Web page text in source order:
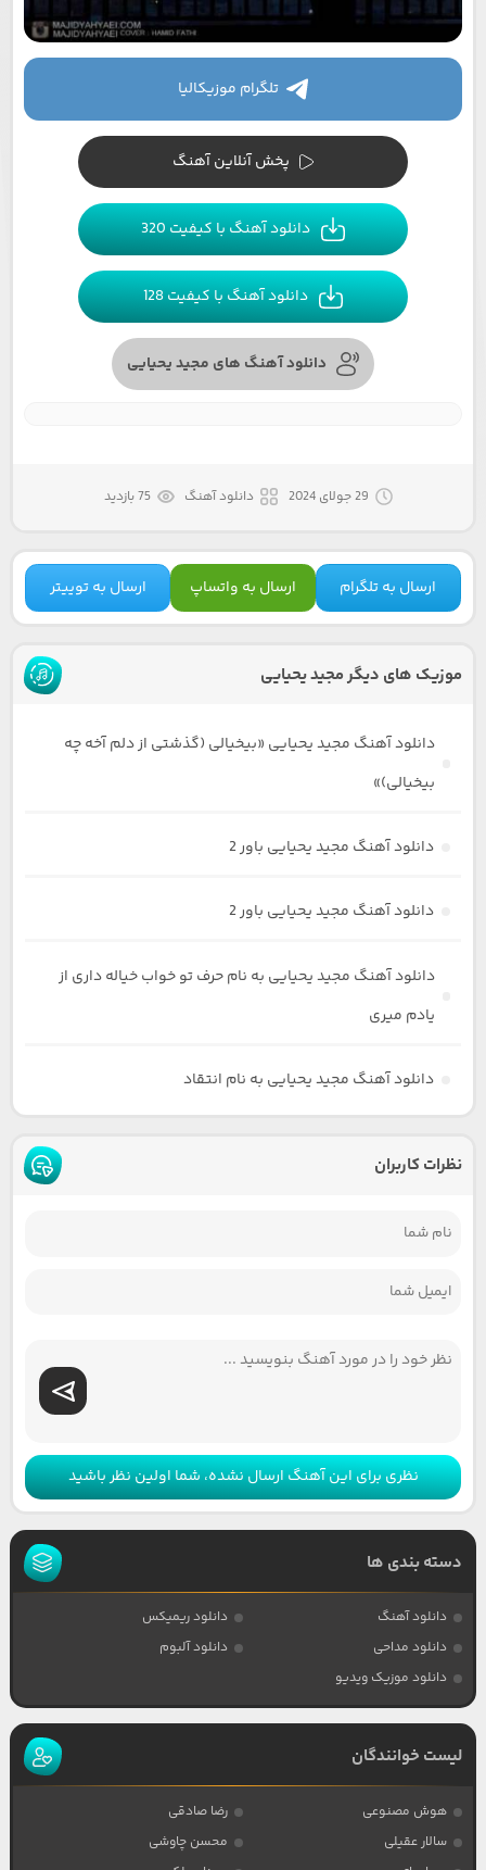
تلگرام موزیکالیا
پخش آنلاین آهنگ
دانلود آهنگ با کیفیت 320
دانلود آهنگ با کیفیت 128
دانلود آهنگ های مجید یحیایی
29 جولای 2024 دانلود آهنگ 75 بازدید
ارسال به تلگرام ارسال به واتساپ ارسال به توییتر
موزیک های دیگر مجید یحیایی
دانلود آهنگ مجید یحیایی «بیخیالی (گذشتی از دلم آخه چه
بیخیالی)»
دانلود آهنگ مجید یحیایی باور 2
دانلود آهنگ مجید یحیایی باور 2
دانلود آهنگ مجید یحیایی به نام حرف تو خواب خیاله داری از
یادم میری
دانلود آهنگ مجید یحیایی به نام انتقاد
نظرات کاربران
نظری برای این آهنگ ارسال نشده، شما اولین نظر باشید
دسته بندی ها
دانلود آهنگ
دانلود ریمیکس
دانلود مداحی
دانلود آلبوم
دانلود موزیک ویدیو
لیست خوانندگان
هوش مصنوعی
رضا صادقی
سالار عقیلی
محسن چاوشی